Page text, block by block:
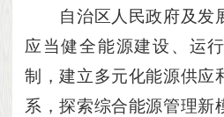
自治区人民政府及发
应当健全能源建设、运
制，建立多元化能源供应
系，探索综合能源管理新